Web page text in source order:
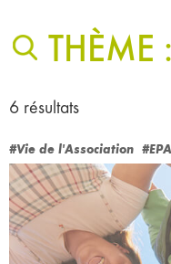
THÈME
6 résultats
#Vie de l'Association #EPA